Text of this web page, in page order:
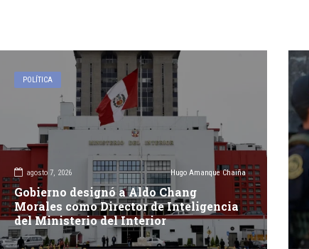
POLÍTICA
agosto 7, 2026 Hugo Amanque Chaiña
Gobierno designó a Aldo Chang
Morales como Director de Inteligencia
del Ministerio del Interior